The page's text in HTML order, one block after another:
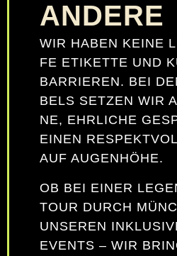
NDERE
WIR HA­BEN KEI­NE
FE ETI­KET­TE UND
BAR­RIE­REN. BEI
BELS SET­ZEN WIR
NE, EHR­LI­CHE
EI­NEN
AUF AU­GEN­HÖ­HE.
OB BEI EI­NER
TOUR DURCH
UN­SE­REN
EVENTS – WIR